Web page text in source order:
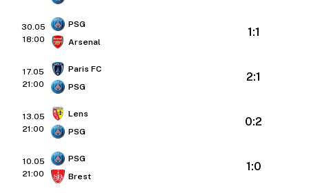
30.05
18:00
PSG
Arsenal
1:1
17.05
21:00
Paris FC
PSG
2:1
13.05
21:00
Lens
PSG
0:2
10.05
21:00
PSG
Brest
1:0